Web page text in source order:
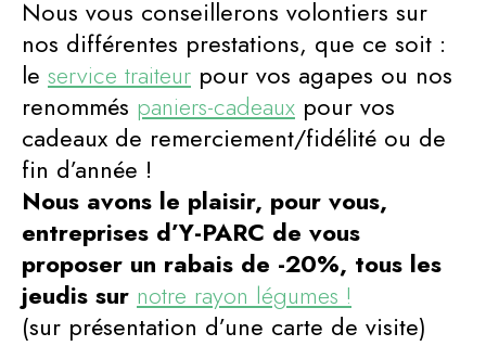
Nous vous conseillerons volontiers sur
nos différentes prestations, que ce soit :
le service traiteur pour vos agapes ou nos
renommés paniers-cadeaux pour vos
cadeaux de remerciement/fidélité ou de
fin d’année !
Nous avons le plaisir, pour vous,
entreprises d’Y-PARC de vous
proposer un rabais de -20%, tous les
jeudis sur notre rayon légumes !
(sur présentation d’une carte de visite)